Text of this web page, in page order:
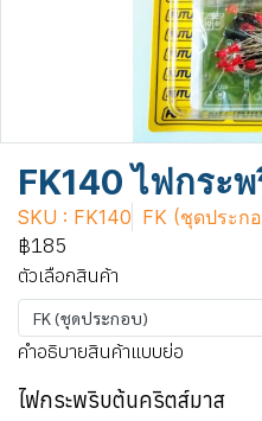
FK140 ไฟกระ
SKU : FK140 FK (ชุดประก
฿185
ตัวเลือกสินค้า
FK (ชุดประกอบ)
คำอธิบายสินค้าแบบย่อ
ไฟกระพริบต้นคริตส์มาส